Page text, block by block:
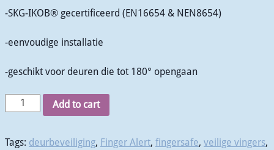
-SKG-IKOB® gecertificeerd (EN16654 & NEN8654)
-eenvoudige installatie
-geschikt voor deuren die tot 180° opengaan
Add to cart
Tags: deurbeveiliging, Finger Alert, fingersafe, veilige vingers,